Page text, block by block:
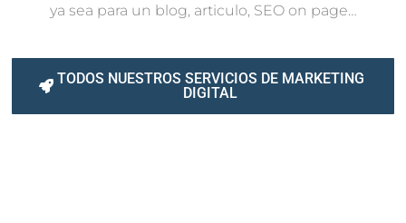
ya sea para un blog, articulo, SEO on page…
TODOS NUESTROS SERVICIOS DE MARKETING
DIGITAL